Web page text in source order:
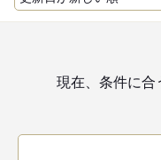
現在、条件に合